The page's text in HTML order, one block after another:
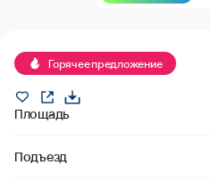
Горячее предложение
Площадь
Подъезд